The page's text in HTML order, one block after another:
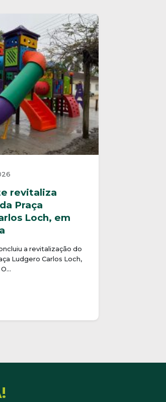
revitaliza
Praça
Loch, em
a revitalização do
Ludgero Carlos Loch,